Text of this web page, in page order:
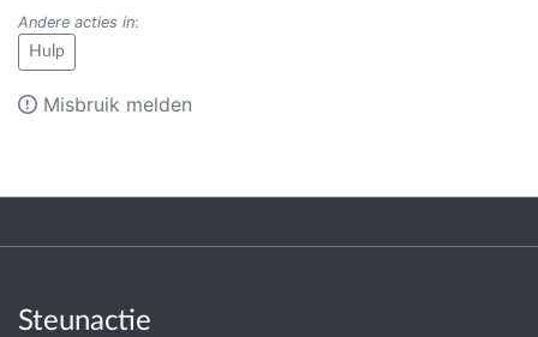
Andere acties in:
Hulp
Misbruik melden
Steunactie